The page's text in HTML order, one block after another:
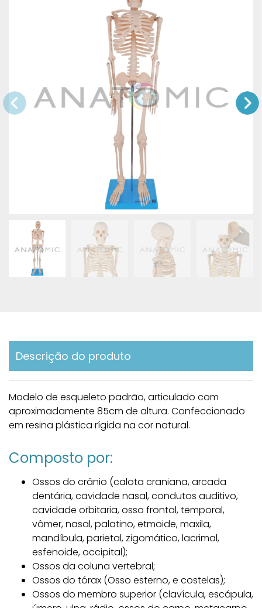
Descrição do produto
Modelo de esqueleto padrão, articulado com
aproximadamente 85cm de altura. Confeccionado
em resina plástica rígida na cor natural.
Composto por:
Ossos do crânio (calota craniana, arcada
dentária, cavidade nasal, condutos auditivo,
cavidade orbitaria, osso frontal, temporal,
vômer, nasal, palatino, etmoide, maxila,
mandíbula, parietal, zigomático, lacrimal,
esfenoide, occipital);
Ossos da coluna vertebral;
Ossos do tórax (Osso esterno, e costelas);
Ossos do membro superior (clavícula, escápula,